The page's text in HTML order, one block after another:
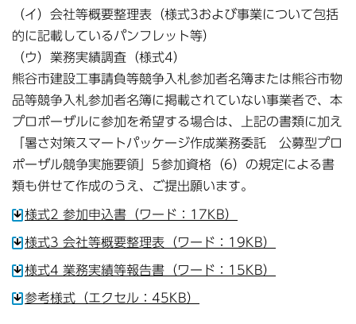
（イ）会社等概要整理表（様式3および事業について包括
的に記載しているパンフレット等）
（ウ）業務実績調査（様式4）
熊谷市建設工事請負等競争入札参加者名簿または熊谷市物
品等競争入札参加者名簿に掲載されていない事業者で、本
プロポーザルに参加を希望する場合は、上記の書類に加え
「暑さ対策スマートパッケージ作成業務委託 公募型プロ
ポーザル競争実施要領」5参加資格（6）の規定による書
類も併せて作成のうえ、ご提出願います。
様式2 参加申込書（ワード：17KB）
様式3 会社等概要整理表（ワード：19KB）
様式4 業務実績等報告書（ワード：15KB）
参考様式（エクセル：45KB）